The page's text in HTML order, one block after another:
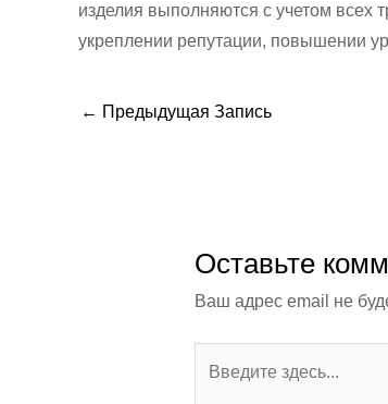
изделия выполняются с учетом всех
укреплении репутации, повышении
← Предыдущая Запись
Оставьте
Ваш адрес email не
здесь...